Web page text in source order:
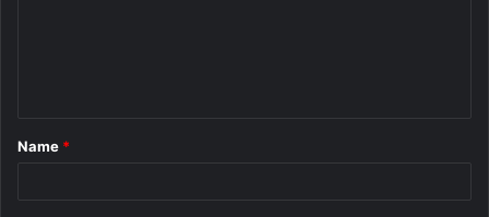
*
Name *